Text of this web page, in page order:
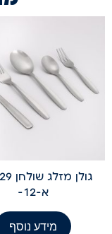
א-12-
מידע נוסף